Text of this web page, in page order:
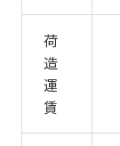
荷
造
運
賃